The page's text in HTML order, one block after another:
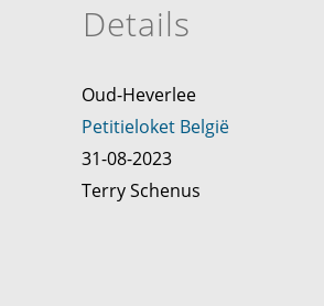
Details
Oud-Heverlee
Petitieloket België
31-08-2023
Terry Schenus